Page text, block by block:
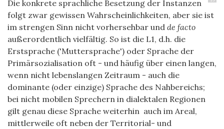
Die konkrete sprachliche Besetzung der Instanzen
folgt zwar gewissen Wahrscheinlichkeiten, aber sie ist
im strengen Sinn nicht vorhersehbar und de facto
außerordentlich vielfältig. So ist die L1, d.h. die
Erstsprache ('Muttersprache') oder Sprache der
Primärsozialisation oft - und häufig über einen langen,
wenn nicht lebenslangen Zeitraum - auch die
dominante (oder einzige) Sprache des Nahbereichs;
bei nicht mobilen Sprechern in dialektalen Regionen
gilt genau diese Sprache weiterhin auch im Areal,
mittlerweile oft neben der Territorial- und